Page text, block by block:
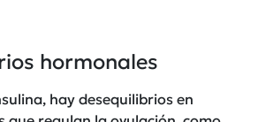
hormonales
hay desequilibrios en